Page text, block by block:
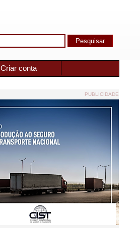
Criar conta
PUBLICIDADE